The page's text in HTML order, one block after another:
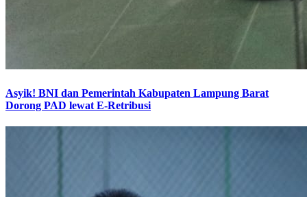
Asyik! BNI dan Pemerintah Kabupaten Lampung Barat
Dorong PAD lewat E-Retribusi